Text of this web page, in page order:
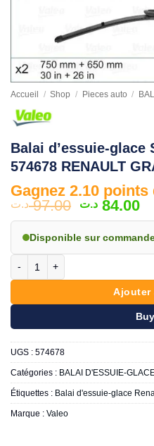
Accueil / Shop / Pieces auto /
Balai d’essuie-glace
574678 RENAULT
Gagnez 2.10
97.00 د.ت
Le
prix
initial
84.00 د.ت
Le
Disponible sur
Ajouter
UGS : 574678
Catégories : BALAI D'ESSUIE-
Étiquettes : Balai d'essuie-glace
Marque : Valeo